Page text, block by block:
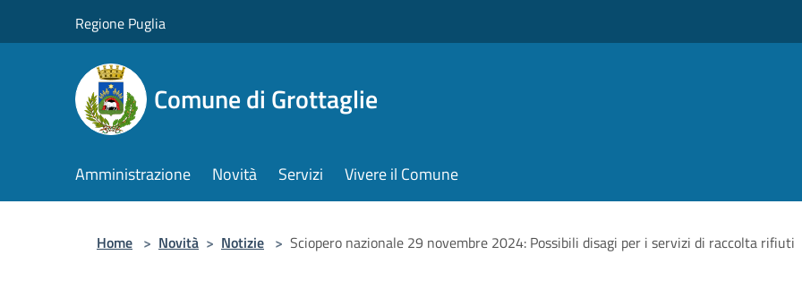
Regione Puglia
Comune di Grottaglie
Amministrazione Novità Servizi Vivere il Comune
Home > Novità > Notizie > Sciopero nazionale 29 novembre 2024: Possibili disagi per i servizi di raccolta rifiuti